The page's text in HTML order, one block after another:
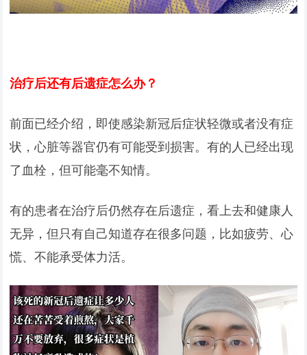
治疗后还有后遗症怎么办？
前面已经介绍，即使感染新冠后症状轻微或者没有症
状，心脏等器官仍有可能受到损害。有的人已经出现
了血栓，但可能毫不知情。
有的患者在治疗后仍然存在后遗症，看上去和健康人
无异，但只有自己知道存在很多问题，比如疲劳、心
慌、不能承受体力活。